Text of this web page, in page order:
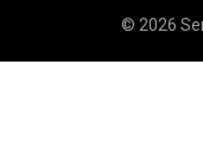
© 2026